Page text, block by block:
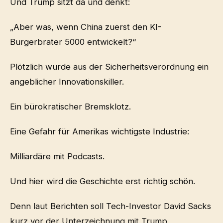
Und Trump sitzt da und denkt:
„Aber was, wenn China zuerst den KI-
Burgerbrater 5000 entwickelt?“
Plötzlich wurde aus der Sicherheitsverordnung ein
angeblicher Innovationskiller.
Ein bürokratischer Bremsklotz.
Eine Gefahr für Amerikas wichtigste Industrie:
Milliardäre mit Podcasts.
Und hier wird die Geschichte erst richtig schön.
Denn laut Berichten soll Tech-Investor David Sacks